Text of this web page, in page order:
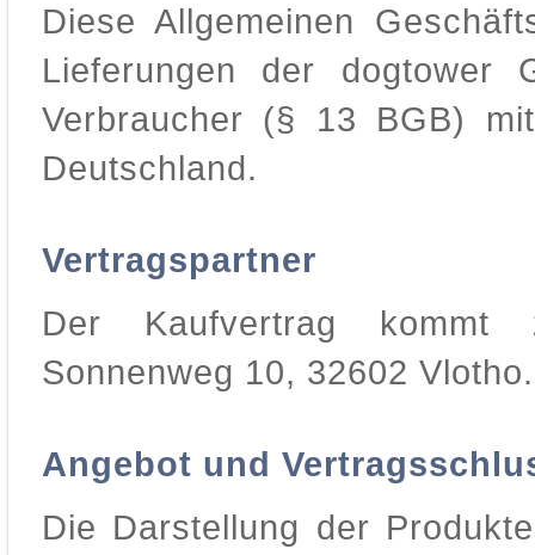
Diese Allgemeinen
Lieferungen der dogtower
Verbraucher (§ 13 BGB)
Deutschland.
Vertragspartner
Der Kaufvertrag kommt
Sonnenweg 10, 32602 Vlotho.
Angebot und
Die Darstellung der